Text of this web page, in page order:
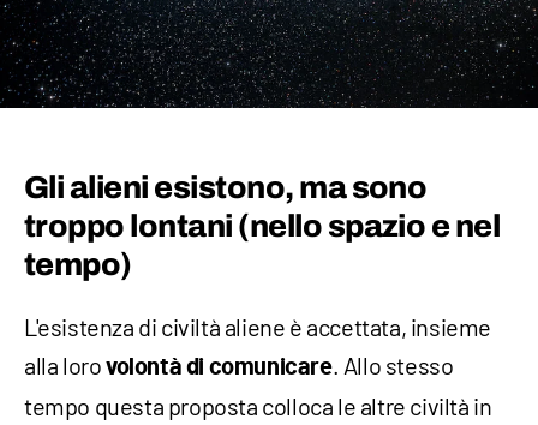
Gli alieni esistono, ma sono
troppo lontani (nello spazio e nel
tempo)
L'esistenza di civiltà aliene è accettata, insieme
alla loro volontà di comunicare. Allo stesso
tempo questa proposta colloca le altre civiltà in